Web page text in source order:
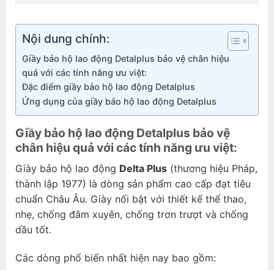
Nội dung chính:
Giầy bảo hộ lao động Detalplus bảo vệ chân hiệu
quả với các tính năng ưu việt:
Đặc điểm giầy bảo hộ lao động Detalplus
Ứng dụng của giầy bảo hộ lao động Detalplus
Giầy bảo hộ lao động Detalplus bảo vệ
chân hiệu quả với các tính năng ưu việt:
Giày bảo hộ lao động Delta Plus(thương hiệu Pháp,
thành lập 1977) là dòng sản phẩm cao cấp đạt tiêu
chuẩn Châu Âu. Giày nổi bật với thiết kế thể thao,
nhẹ, chống đâm xuyên, chống trơn trượt và chống
dầu tốt.
Các dòng phổ biến nhất hiện nay bao gồm: